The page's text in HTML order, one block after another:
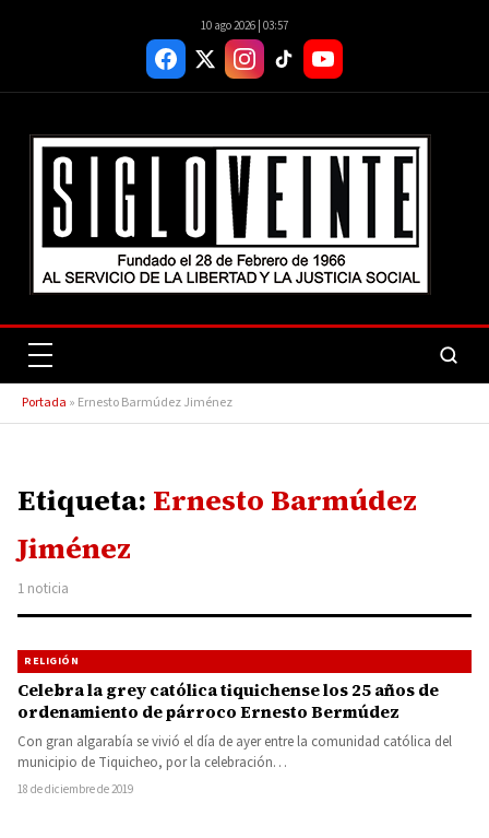
10 ago 2026 | 03:57
Portada » Ernesto Barmúdez Jiménez
Etiqueta: Ernesto Barmúdez
Jiménez
1 noticia
RELIGIÓN
Celebra la grey católica tiquichense los 25 años de
ordenamiento de párroco Ernesto Bermúdez
Con gran algarabía se vivió el día de ayer entre la comunidad católica del
municipio de Tiquicheo, por la celebración…
18 de diciembre de 2019